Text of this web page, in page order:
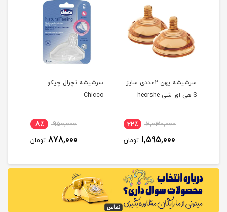
سرشیشه پهن 2عددی سایز
S هی اور شی heorshe
2,030,000 22٪
1,595,000 تومان
سرشیشه نچرال چیکو
Chicco
950,000 8٪
878,000 تومان